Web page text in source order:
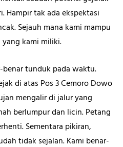
Hampir tak ada ekspektasi
Sejauh mana kami mampu
kami miliki.
benar tunduk pada waktu.
di atas Pos 3 Cemoro Dowo
mengalir di jalur yang
berlumpur dan licin. Petang
Sementara pikiran,
tidak sejalan. Kami benar-